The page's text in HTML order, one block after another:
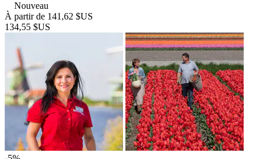
Nouveau
À partir de 141,62 $US
134,55 $US